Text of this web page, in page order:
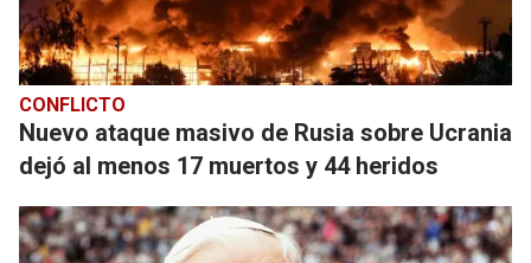
CONFLICTO
Nuevo ataque masivo de Rusia sobre Ucrania
dejó al menos 17 muertos y 44 heridos